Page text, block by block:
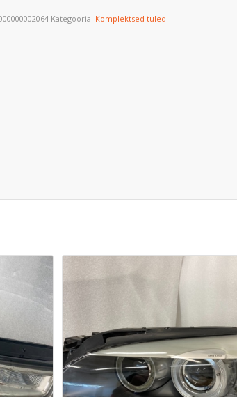
Kategooria: Komplektsed tuled